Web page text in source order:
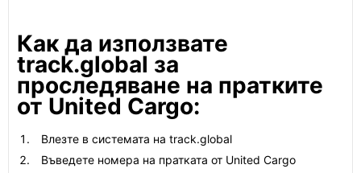
Как да използвате
track.global за
проследяване на пратките
от United Cargo:
Влезте в системата на track.global
Въведете номера на пратката от United Cargo